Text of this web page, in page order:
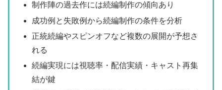
制作陣の過去作には続編制作の傾向あり
成功例と失敗例から続編制作の条件を分析
正統続編やスピンオフなど複数の展開が予想さ
れる
続編実現には視聴率・配信実績・キャスト再集
結が鍵